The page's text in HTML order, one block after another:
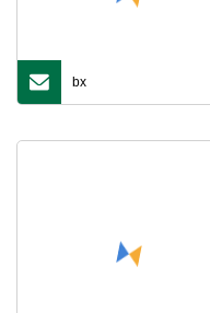
bx